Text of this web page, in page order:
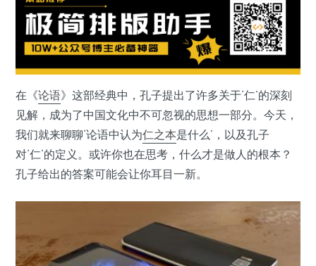
在《论语》这部经典中，孔子提出了许多关于‘仁’的深刻
见解，成为了中国文化中不可忽视的思想一部分。今天，
我们就来聊聊‘论语中认为仁之本是什么’，以及孔子
对‘仁’的定义。或许你也在思考，什么才是做人的根本？
孔子给出的答案可能会让你耳目一新。